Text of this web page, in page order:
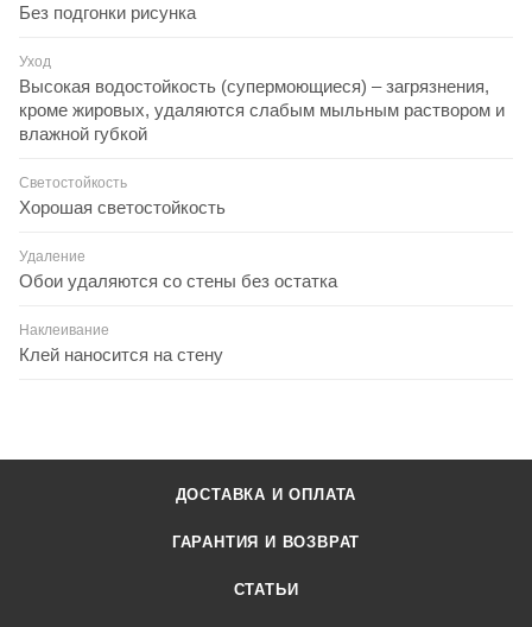
Без подгонки рисунка
Уход
Высокая водостойкость (супермоющиеся) – загрязнения,
кроме жировых, удаляются слабым мыльным раствором и
влажной губкой
Светостойкость
Хорошая светостойкость
Удаление
Обои удаляются со стены без остатка
Наклеивание
Клей наносится на стену
ДОСТАВКА И ОПЛАТА
ГАРАНТИЯ И ВОЗВРАТ
СТАТЬИ